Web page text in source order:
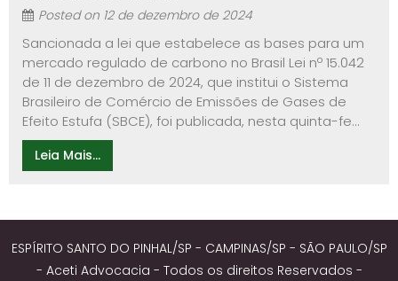
Posted on 12 de dezembro de 2024
Sancionada a lei que estabelece as bases para um
mercado regulado de carbono no Brasil Lei nº 15.042
de 11 de dezembro de 2024, que institui o Sistema
Brasileiro de Comércio de Emissões de Gases de
Efeito Estufa (SBCE), foi publicada, nesta quinta-fe...
Leia Mais...
ESPÍRITO SANTO DO PINHAL/SP - CAMPINAS/SP - SÃO PAULO/SP
- Aceti Advocacia - Todos os direitos Reservados -